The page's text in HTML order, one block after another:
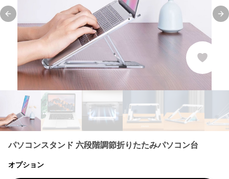
Previous slide
パソコンスタンド 六段階調節折りたたみパソコン台
オプション